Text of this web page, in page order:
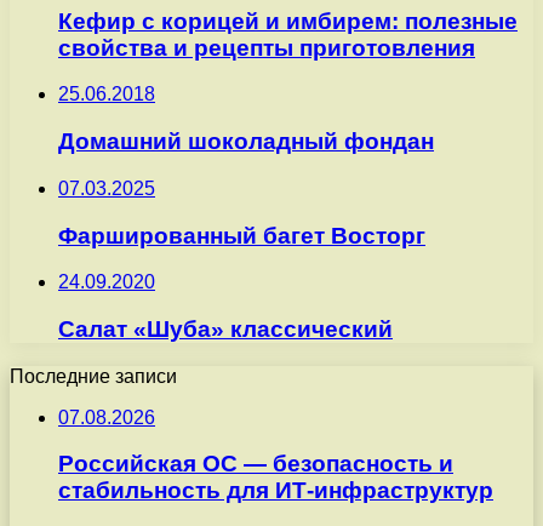
Кефир с корицей и имбирем: полезные
свойства и рецепты приготовления
25.06.2018
Домашний шоколадный фондан
07.03.2025
Фаршированный багет Восторг
24.09.2020
Салат «Шуба» классический
Последние записи
07.08.2026
Российская ОС — безопасность и
стабильность для ИТ-инфраструктур